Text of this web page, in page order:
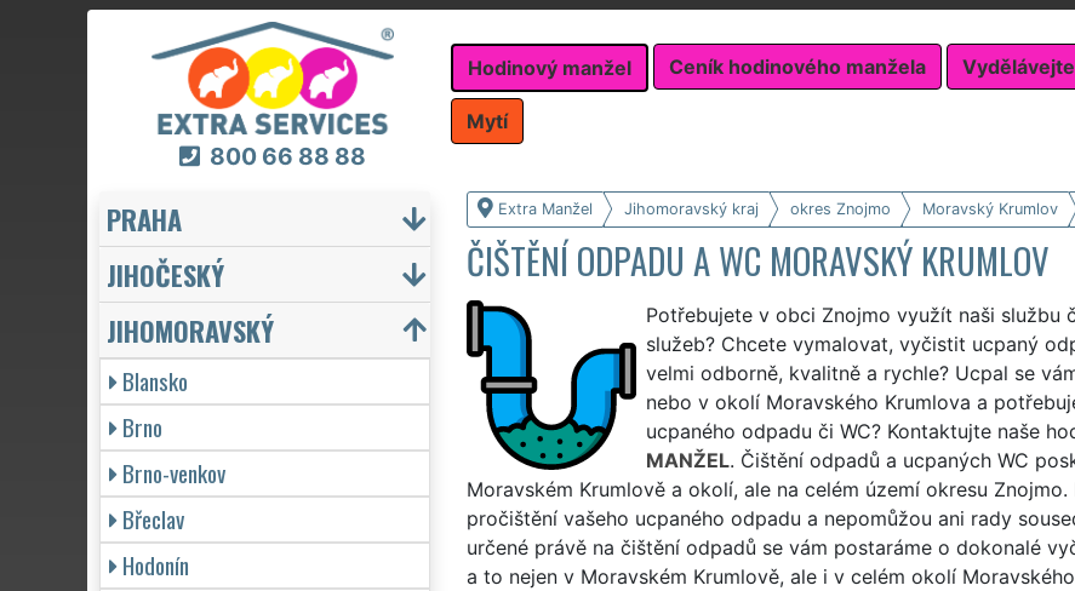
800 66 88 88
Hodinový manžel Ceník hodinového manžela
Mytí
Extra Manžel Jihomoravský kraj okres Znojmo Moravský Krumlov
ČIŠTĚNÍ ODPADU A WC MORAVSKÝ KRUMLOV
Potřebujete v obci Znojmo využít naši službu
služeb? Chcete vymalovat, vyčistit ucpaný
velmi odborně, kvalitně a rychle? Ucpal se
nebo v okolí Moravského Krumlova a
ucpaného odpadu či WC? Kontaktujte naše
MANŽEL. Čištění odpadů a ucpaných WC
Moravském Krumlově a okolí, ale na celém území okresu
pročištění vašeho ucpaného odpadu a nepomůžou ani rady
určené právě na čištění odpadů se vám postaráme o dokonalé
a to nejen v Moravském Krumlově, ale i v celém okolí
PRAHA
JIHOČESKÝ
JIHOMORAVSKÝ
Blansko
Brno
Brno-venkov
Břeclav
Hodonín